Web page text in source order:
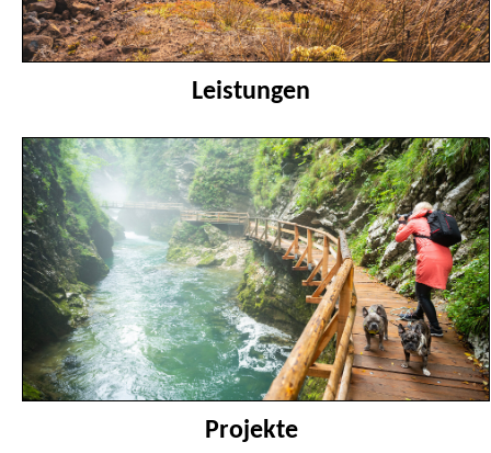
Leistungen
Projekte